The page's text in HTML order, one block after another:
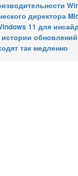
Windows:
директора
11 для
Windows 11 и Windows
так медленно